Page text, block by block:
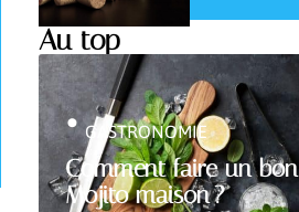
Au top
Comment faire un bon
Mojito maison ?
GASTRONOMIE